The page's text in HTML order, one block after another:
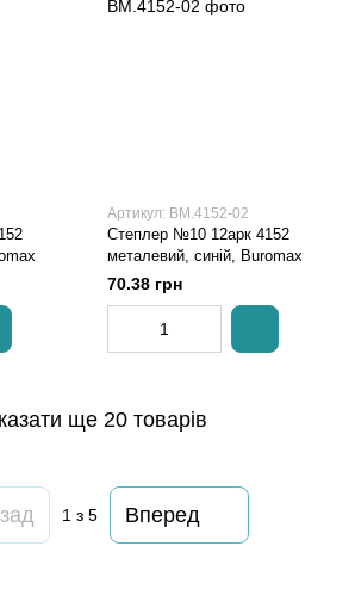
Артикул: BM.4152-02
Степлер №10 12арк 4152
металевий, синій, Buromax
70.38 грн
ще 20 товарів
1 з 5 Вперед